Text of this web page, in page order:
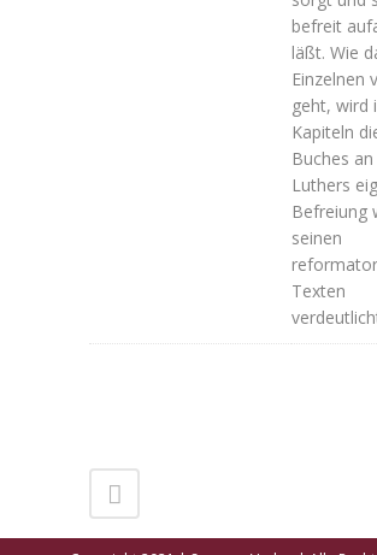
befreit
läßt. Wie
Einzelnen
geht, wird
Kapiteln
Buches an
Luthers
Befreiung
seinen
Texten